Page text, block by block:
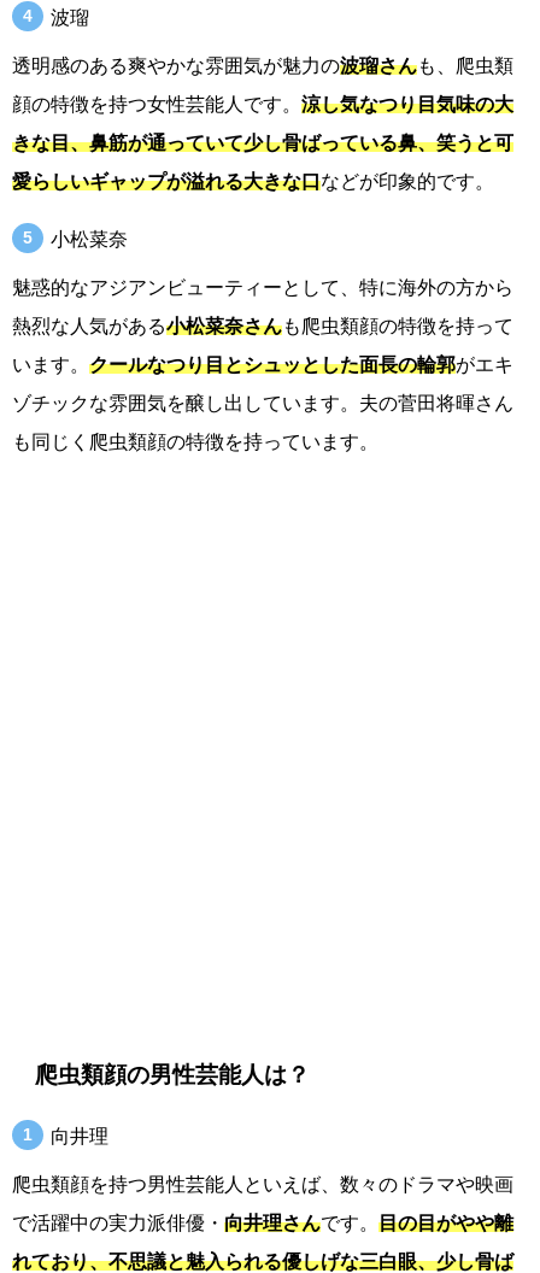
波瑠
透明感のある爽やかな雰囲気が魅力の波瑠さんも、爬虫類
顔の特徴を持つ女性芸能人です。 涼し気なつり目気味の大
きな目、鼻筋が通っていて少し骨ばっている鼻、笑うと可
愛らしいギャップが溢れる大きな口などが印象的です。
小松菜奈
魅惑的なアジアンビューティーとして、特に海外の方から
熱烈な人気がある小松菜奈さんも爬虫類顔の特徴を持って
います。 クールなつり目とシュッとした面長の輪郭がエキ
ゾチックな雰囲気を醸し出しています。夫の菅田将暉さん
も同じく爬虫類顔の特徴を持っています。
爬虫類顔の男性芸能人は？
向井理
爬虫類顔を持つ男性芸能人といえば、数々のドラマや映画
で活躍中の実力派俳優・ 向井理さんです。 目の目がやや離
れており、不思議と魅入られる優しげな三白眼、少し骨ば